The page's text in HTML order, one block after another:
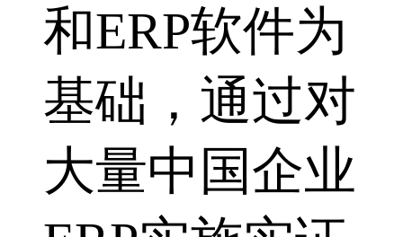
和ERP软件为
基础，通过对
大量中国企业